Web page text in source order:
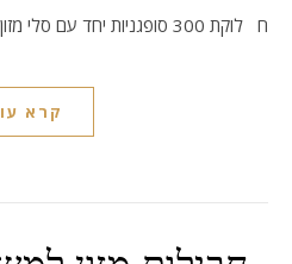
חלוקת 300 סופגניות יחד עם סלי מזון לקראת חג החנוכה
קרא